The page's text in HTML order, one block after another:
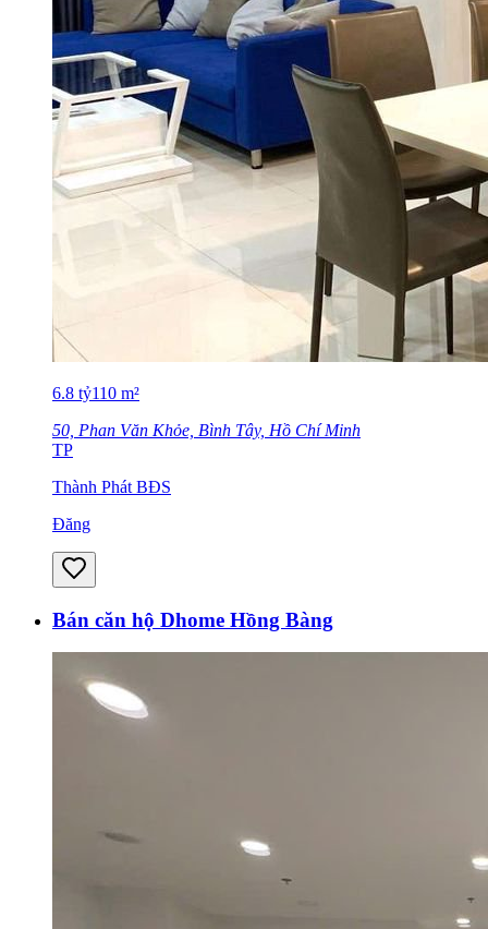
6.8 tỷ110 m²
50, Phan Văn Khỏe, Bình Tây, Hồ Chí Minh
TP
Thành Phát BĐS
Đăng
Bán căn hộ Dhome Hồng Bàng